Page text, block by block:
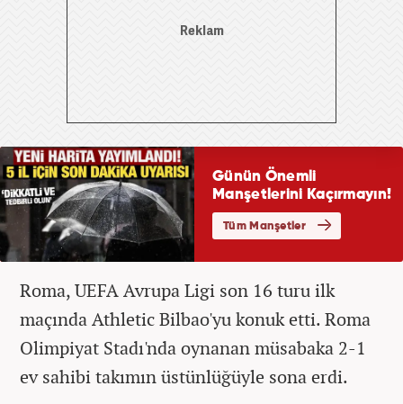
Roma, UEFA Avrupa Ligi son 16 turu ilk
maçında Athletic Bilbao'yu konuk etti. Roma
Olimpiyat Stadı'nda oynanan müsabaka 2-1
ev sahibi takımın üstünlüğüyle sona erdi.